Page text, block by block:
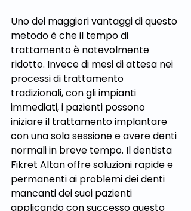
Uno dei maggiori vantaggi di questo
metodo è che il tempo di
trattamento è notevolmente
ridotto. Invece di mesi di attesa nei
processi di trattamento
tradizionali, con gli impianti
immediati, i pazienti possono
iniziare il trattamento implantare
con una sola sessione e avere denti
normali in breve tempo. Il dentista
Fikret Altan offre soluzioni rapide e
permanenti ai problemi dei denti
mancanti dei suoi pazienti
applicando con successo questo